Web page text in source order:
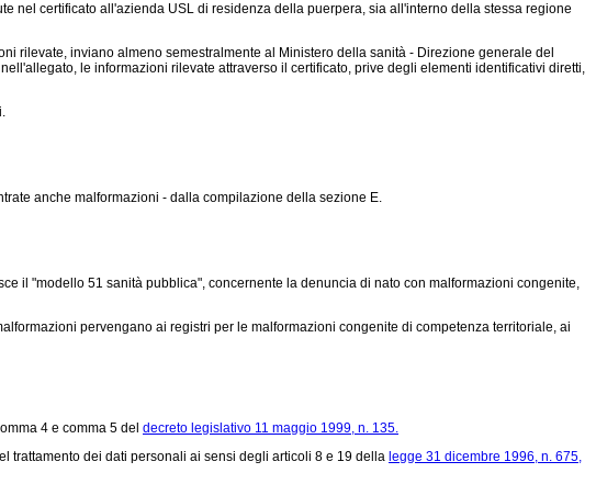
certificato all'azienda USL di residenza della puerpera, sia all'interno della stessa regione
rilevate, inviano almeno semestralmente al Ministero della sanità - Direzione generale del
le informazioni rilevate attraverso il certificato, prive degli elementi identificativi diretti,
anche malformazioni - dalla compilazione della sezione E.
il "modello 51 sanità pubblica", concernente la denuncia di nato con malformazioni congenite,
pervengano ai registri per le malformazioni congenite di competenza territoriale, ai
4 e comma 5 del decreto legislativo 11 maggio 1999, n. 135.
dei dati personali ai sensi degli articoli 8 e 19 della legge 31 dicembre 1996, n. 675,